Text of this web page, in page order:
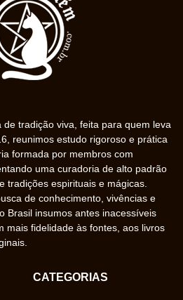
tradição viva, feita para quem leva
reunimos estudo rigoroso e prática
formada por membros com
uma curadoria de alto padrão
tradições espirituais e mágicas.
de conhecimento, vivências e
Brasil insumos antes inacessíveis
mais fidelidade às fontes, aos livros
CATEGORIAS